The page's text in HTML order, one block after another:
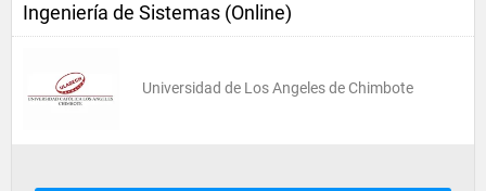
Ingeniería de Sistemas (Online)
Universidad de Los Angeles de Chimbote